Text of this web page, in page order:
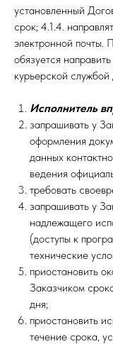
установленный
срок; 4.1.4.
электронной почты.
обязуется
курьерской службой
Исполнитель
запрашивать у
оформления
данных
ведения
требовать
запрашивать у
надлежащего
(доступы к
технические
приостановить
Заказчиком
дня;
приостановить
течение срока,